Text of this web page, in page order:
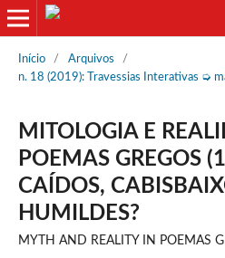
Início / Arquivos
/
n. 18 (2019): Travessias Interativas ➭
MITOLOGIA E
POEMAS GREGOS
CAÍDOS,
HUMILDES?
MYTH AND REALITY IN POEMAS